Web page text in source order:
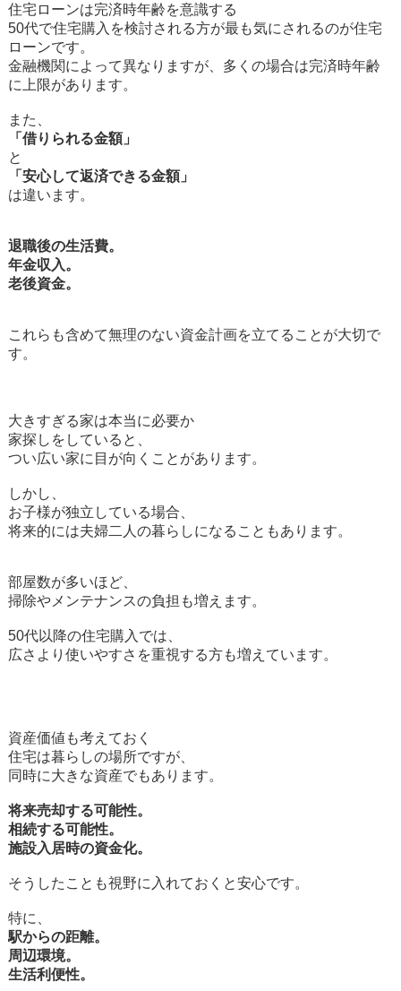
住宅ローンは完済時年齢を意識する
50代で住宅購入を検討される方が最も気にされるのが住宅
ローンです。
金融機関によって異なりますが、多くの場合は完済時年齢
に上限があります。
また、
「借りられる金額」
と
「安心して返済できる金額」
は違います。
退職後の生活費。
年金収入。
老後資金。
これらも含めて無理のない資金計画を立てることが大切で
す。
大きすぎる家は本当に必要か
家探しをしていると、
つい広い家に目が向くことがあります。
しかし、
お子様が独立している場合、
将来的には夫婦二人の暮らしになることもあります。
部屋数が多いほど、
掃除やメンテナンスの負担も増えます。
50代以降の住宅購入では、
広さより使いやすさを重視する方も増えています。
資産価値も考えておく
住宅は暮らしの場所ですが、
同時に大きな資産でもあります。
将来売却する可能性。
相続する可能性。
施設入居時の資金化。
そうしたことも視野に入れておくと安心です。
特に、
駅からの距離。
周辺環境。
生活利便性。